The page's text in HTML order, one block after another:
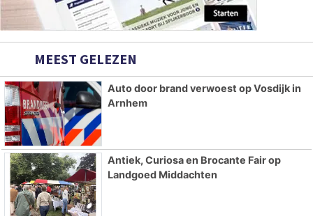
MEEST GELEZEN
Auto door brand verwoest op Vosdijk in
Arnhem
Antiek, Curiosa en Brocante Fair op
Landgoed Middachten